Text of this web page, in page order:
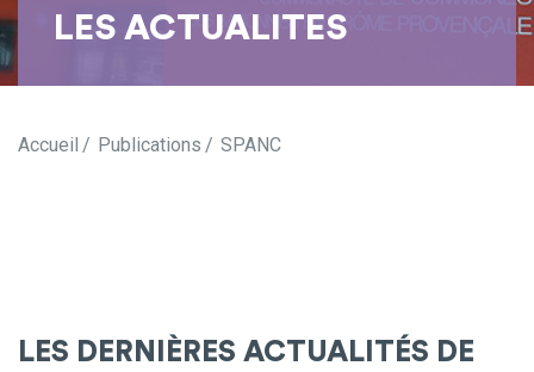
LES ACTUALITES
Accueil Publications SPANC
LES DERNIÈRES ACTUALITÉS DE